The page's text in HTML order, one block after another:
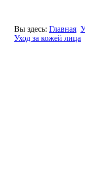
Вы здесь: Главная
Уход за кожей лица